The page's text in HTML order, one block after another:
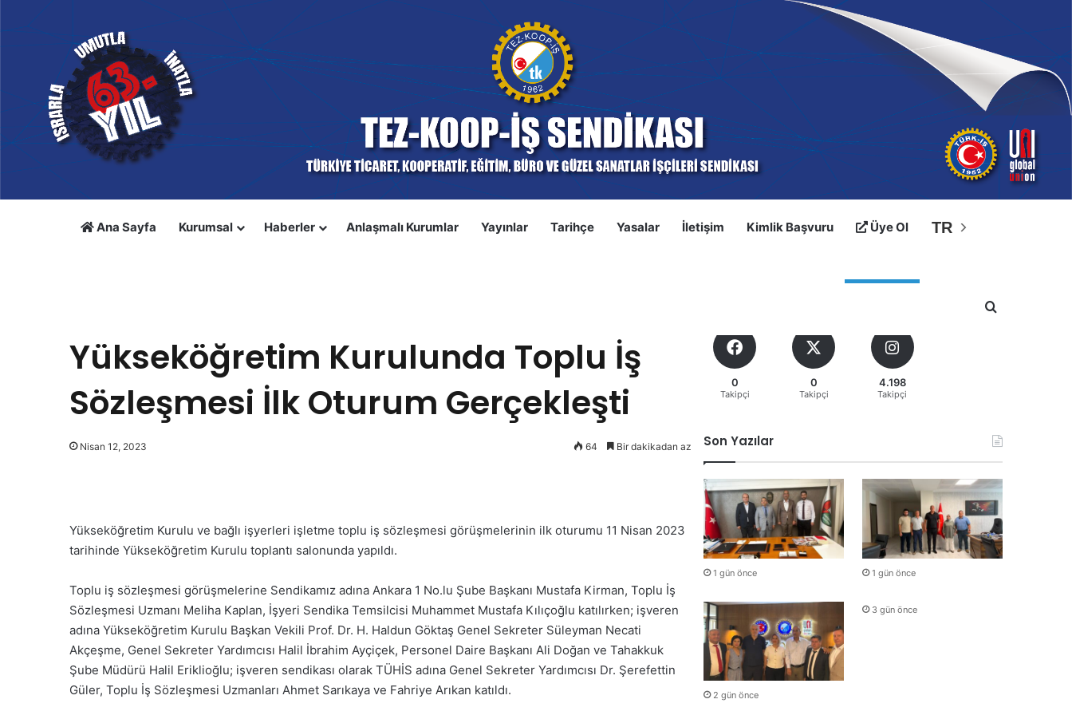
Ana Sayfa Kurumsal Haberler Anlaşmalı Kurumlar Yayınlar Tarihçe Yasalar İletişim Kimlik Başvuru Üye Ol TR
Arama yap
Yükseköğretim Kurulunda Toplu İş
Sözleşmesi İlk Oturum Gerçekleşti
Nisan 12, 2023 64 Bir dakikadan az
Yükseköğretim Kurulu ve bağlı işyerleri işletme toplu iş sözleşmesi görüşmelerinin ilk oturumu 11 Nisan 2023
tarihinde Yükseköğretim Kurulu toplantı salonunda yapıldı.
Toplu iş sözleşmesi görüşmelerine Sendikamız adına Ankara 1 No.lu Şube Başkanı Mustafa Kirman, Toplu İş
Sözleşmesi Uzmanı Meliha Kaplan, İşyeri Sendika Temsilcisi Muhammet Mustafa Kılıçoğlu katılırken; işveren
adına Yükseköğretim Kurulu Başkan Vekili Prof. Dr. H. Haldun Göktaş Genel Sekreter Süleyman Necati
Akçeşme, Genel Sekreter Yardımcısı Halil İbrahim Ayçiçek, Personel Daire Başkanı Ali Doğan ve Tahakkuk
Şube Müdürü Halil Eriklioğlu; işveren sendikası olarak TÜHİS adına Genel Sekreter Yardımcısı Dr. Şerefettin
Güler, Toplu İş Sözleşmesi Uzmanları Ahmet Sarıkaya ve Fahriye Arıkan katıldı.
0
Takipçi
0
Takipçi
4.198
Takipçi
Son Yazılar
1 gün önce 1 gün önce
2 gün önce
3 gün önce